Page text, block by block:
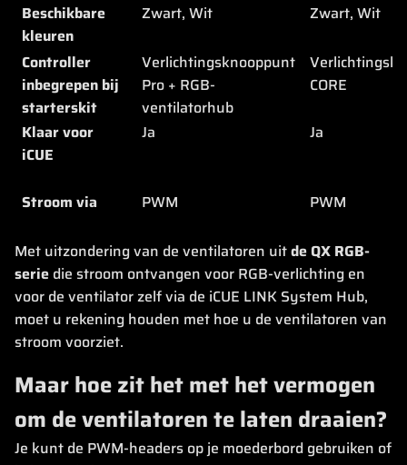
Beschikbare
kleuren
Zwart, Wit Zwart, Wit
Controller
inbegrepen bij
starterskit
Verlichtingsknooppunt
Pro + RGB-
ventilatorhub
CORE
Klaar voor
iCUE
Ja Ja
Stroom via PWM PWM
Met uitzondering van de ventilatoren uitde QX RGB-
serie die stroom ontvangen voor RGB-verlichting en
voor de ventilator zelf via de iCUE LINK System Hub,
moet u rekening houden met hoe u de ventilatoren van
stroom voorziet.
Maar hoe zit het met het vermogen
om de ventilatoren te laten draaien?
Je kunt de PWM-headers op je moederbord gebruiken of